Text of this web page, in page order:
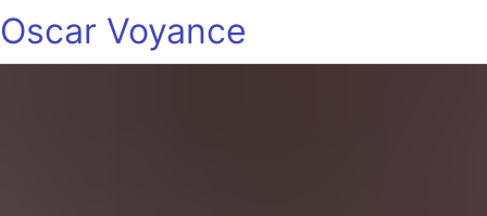
Oscar Voyance